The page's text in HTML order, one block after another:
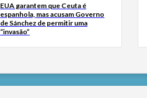
EUA garantem que Ceuta é
espanhola, mas acusam Governo
de Sánchez de permitir uma
“invasão”